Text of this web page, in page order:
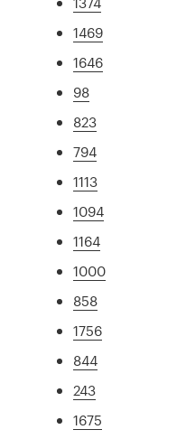
1469
1646
98
823
794
1113
1094
1164
1000
858
1756
844
243
1675